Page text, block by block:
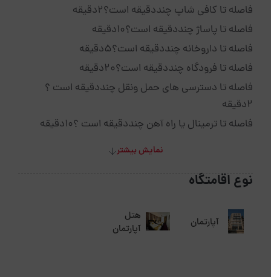
فاصله تا کافی شاپ چنددقیقه است؟۲دقیقه
فاصله تا پاساژ چنددقیقه است؟۱۰دقیقه
فاصله تا داروخانه چنددقیقه است؟۵دقیقه
فاصله تا فرودگاه چنددقیقه است؟۲۰دقیقه
فاصله تا دسترسی های حمل ونقل چنددقیقه است ؟
۲دقیقه
فاصله تا ترمینال یا راه آهن چنددقیقه است ؟۱۰دقیقه
نمایش بیشتر
نوع اقامتگاه
آپارتمان
هتل
آپارتمان